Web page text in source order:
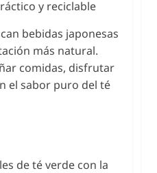
y reciclable
bebidas japonesas
más natural.
comidas, disfrutar
el sabor puro del té
de té verde con la